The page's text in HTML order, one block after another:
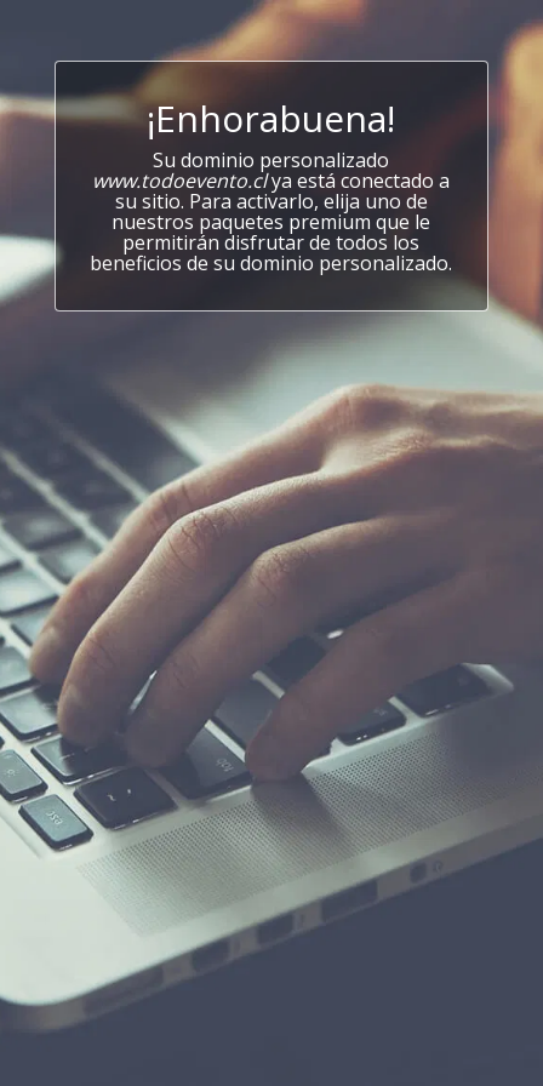
¡Enhorabuena!
Su dominio personalizado
www.todoevento.clya está conectado a
su sitio. Para activarlo, elija uno de
nuestros paquetes premium que le
permitirán disfrutar de todos los
beneficios de su dominio personalizado.